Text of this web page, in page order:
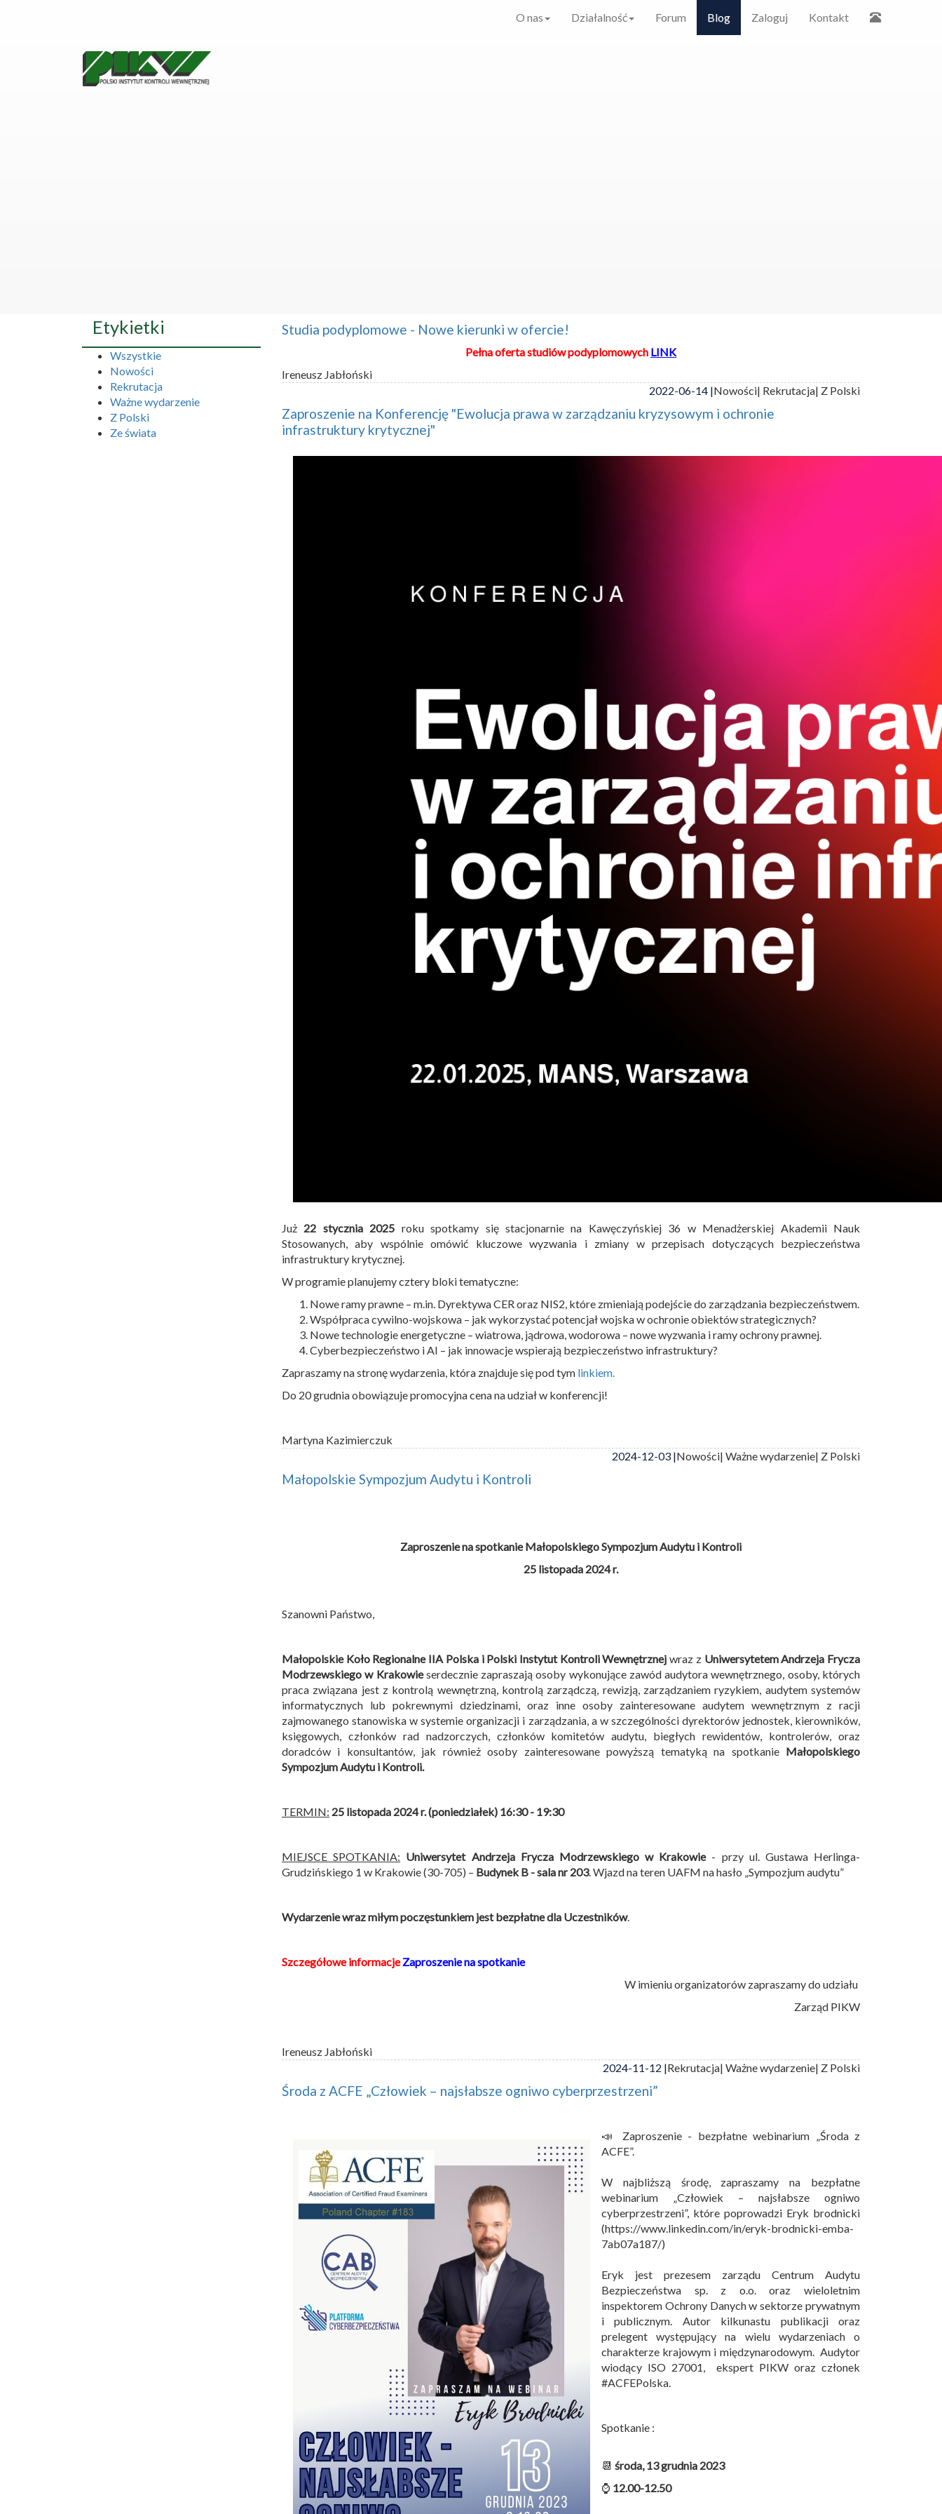
O nas Działalność Forum Blog Zaloguj Kontakt
Studia podyplomowe - Nowe kierunki w ofercie!
Pełna oferta studiów podyplomowych LINK
Ireneusz Jabłoński
2022-06-14 |Nowości| Rekrutacja| Z Polski
Zaproszenie na Konferencję "Ewolucja prawa w zarządzaniu kryzysowym i ochronie
infrastruktury krytycznej"
Już 22 stycznia 2025 roku spotkamy się stacjonarnie na Kawęczyńskiej 36 w Menadżerskiej Akademii Nauk
Stosowanych, aby wspólnie omówić kluczowe wyzwania i zmiany w przepisach dotyczących bezpieczeństwa
infrastruktury krytycznej.
W programie planujemy cztery bloki tematyczne:
Nowe ramy prawne – m.in. Dyrektywa CER oraz NIS2, które zmieniają podejście do zarządzania bezpieczeństwem.
Współpraca cywilno-wojskowa – jak wykorzystać potencjał wojska w ochronie obiektów strategicznych?
Nowe technologie energetyczne – wiatrowa, jądrowa, wodorowa – nowe wyzwania i ramy ochrony prawnej.
Cyberbezpieczeństwo i AI – jak innowacje wspierają bezpieczeństwo infrastruktury?
Zapraszamy na stronę wydarzenia, która znajduje się pod tym linkiem.
Do 20 grudnia obowiązuje promocyjna cena na udział w konferencji!
Martyna Kazimierczuk
2024-12-03 |Nowości| Ważne wydarzenie| Z Polski
Małopolskie Sympozjum Audytu i Kontroli
Zaproszenie na spotkanie Małopolskiego Sympozjum Audytu i Kontroli
25 listopada 2024 r.
Szanowni Państwo,
Małopolskie Koło Regionalne IIA Polska i Polski Instytut Kontroli Wewnętrznej wraz z Uniwersytetem Andrzeja Frycza
Modrzewskiego w Krakowieserdecznie zapraszają osoby wykonujące zawód audytora wewnętrznego, osoby, których
praca związana jest z kontrolą wewnętrzną, kontrolą zarządczą, rewizją, zarządzaniem ryzykiem, audytem systemów
informatycznych lub pokrewnymi dziedzinami, oraz inne osoby zainteresowane audytem wewnętrznym z racji
zajmowanego stanowiska w systemie organizacji i zarządzania, a w szczególności dyrektorów jednostek, kierowników,
księgowych, członków rad nadzorczych, członków komitetów audytu, biegłych rewidentów, kontrolerów, oraz
doradców i konsultantów, jak również osoby zainteresowane powyższą tematyką na spotkanie Małopolskiego
Sympozjum Audytu i Kontroli.
TERMIN: 25 listopada 2024 r. (poniedziałek) 16:30 - 19:30
MIEJSCE SPOTKANIA: Uniwersytet Andrzeja Frycza Modrzewskiego w Krakowie- przy ul. Gustawa Herlinga-
Grudzińskiego 1 w Krakowie (30-705) – Budynek B -sala nr 203. Wjazd na teren UAFM na hasło „Sympozjum audytu”
Wydarzenie wraz miłym poczęstunkiem jest bezpłatne dla Uczestników.
Szczegółowe informacjeZaproszenie na spotkanie
W imieniu organizatorów zapraszamy do udziału
Zarząd PIKW
Ireneusz Jabłoński
2024-11-12 |Rekrutacja| Ważne wydarzenie| Z Polski
Środa z ACFE „Człowiek – najsłabsze ogniwo cyberprzestrzeni”
📣 Zaproszenie - bezpłatne webinarium „Środa z
ACFE”.
W najbliższą środę, zapraszamy na bezpłatne
webinarium „Człowiek – najsłabsze ogniwo
cyberprzestrzeni”, które poprowadzi Eryk brodnicki
(https://www.linkedin.com/in/eryk-brodnicki-emba-
7ab07a187/)
Eryk jest prezesem zarządu Centrum Audytu
Bezpieczeństwa sp. z o.o. oraz wieloletnim
inspektorem Ochrony Danych w sektorze prywatnym
i publicznym. Autor kilkunastu publikacji oraz
prelegent występujący na wielu wydarzeniach o
charakterze krajowym i międzynarodowym. Audytor
wiodący ISO 27001, ekspert PIKW oraz członek
#ACFEPolska.
Spotkanie :
📆 środa, 13 grudnia 2023
⌚ 12.00-12.50
Etykietki
Wszystkie
Nowości
Rekrutacja
Ważne wydarzenie
Z Polski
Ze świata